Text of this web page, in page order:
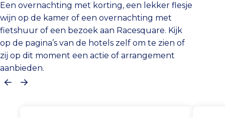
Een overnachting met korting, een lekker flesje
wijn op de kamer of een overnachting met
fietshuur of een bezoek aan Racesquare. Kijk
op de pagina’s van de hotels zelf om te zien of
zij op dit moment een actie of arrangement
aanbieden.
VorigeVolgende